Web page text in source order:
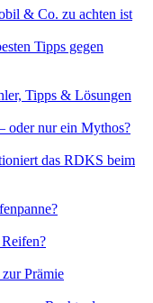
& Co. zu achten ist
Tipps gegen
Tipps & Lösungen
oder nur ein Mythos?
das RDKS beim
Prämie